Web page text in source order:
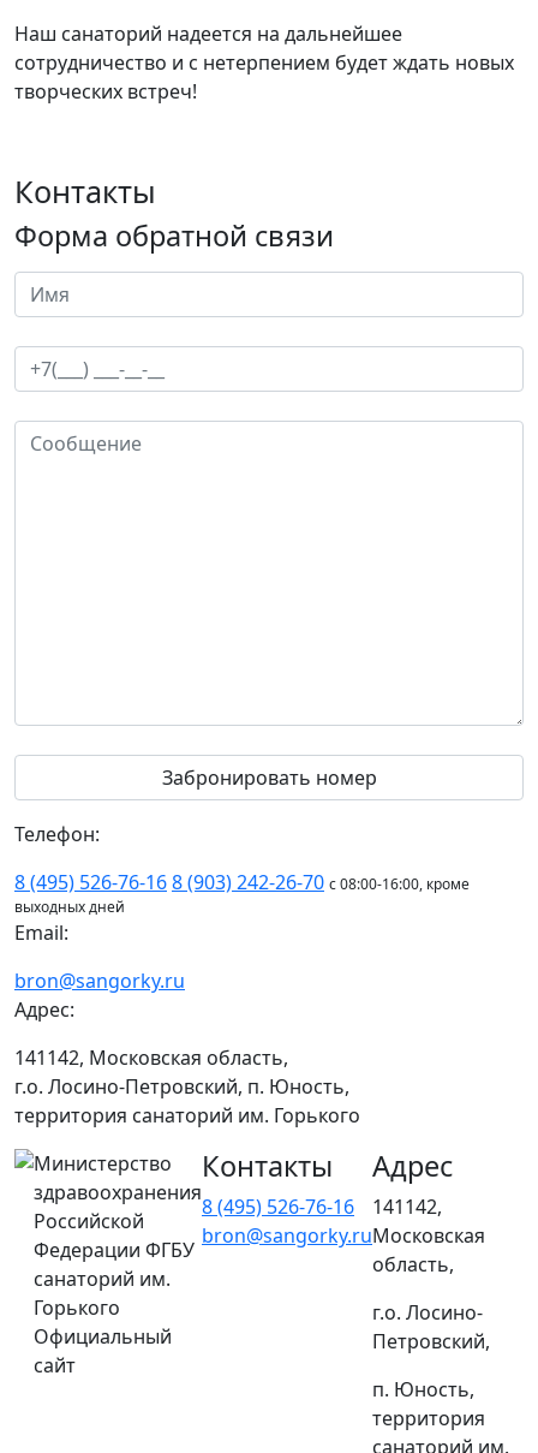
Наш санаторий надеется на дальнейшее
сотрудничество и с нетерпением будет ждать новых
творческих встреч!
Контакты
Форма обратной связи
Телефон:
8 (495) 526-76-168 (903) 242-26-70 с 08:00-16:00, кроме
выходных дней
Email:
bron@sangorky.ru
Адрес:
141142, Московская область,
г.о. Лосино-Петровский, п. Юность,
территория санаторий им. Горького
Министерство
здравоохранения
Российской
Федерации ФГБУ
санаторий им.
Горького
Официальный
сайт
Контакты
8 (495) 526-76-16
bron@sangorky.ru
Адрес
141142,
Московская
область,
г.о. Лосино-
Петровский,
п. Юность,
территория
санаторий им.